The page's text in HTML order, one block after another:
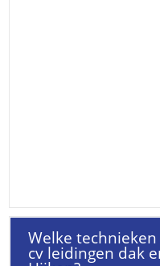
Welke
cv leidingen dak